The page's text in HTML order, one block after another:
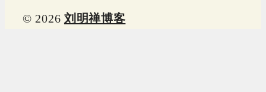
© 2026 刘明禅博客